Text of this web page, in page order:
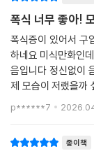
eBook
폭식 너무 좋아!
폭식증이 있어서 구
하네요 미식만화인
음입니다 정신없이
제 모습이 저랬을
주인공이네요